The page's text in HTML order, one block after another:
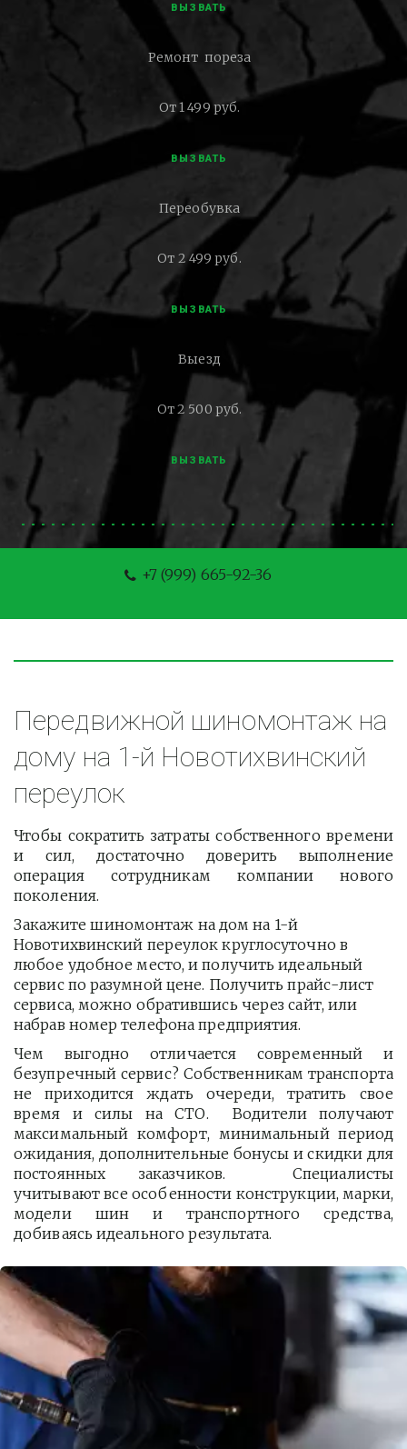
ВЫЗВАТЬ
Ремонт пореза
От 1 499 руб.
ВЫЗВАТЬ
Переобувка
От 2 499 руб.
ВЫЗВАТЬ
Выезд
От 2 500 руб.
ВЫЗВАТЬ
+7 (999) 665-92-36
Передвижной шиномонтаж на
дому на 1-й Новотихвинский
переулок
Чтобы сократить затраты собственного времени
и сил, достаточно доверить выполнение
операция сотрудникам компании нового
поколения.
Закажите шиномонтаж на дом на 1-й
Новотихвинский переулок круглосуточно в
любое удобное место, и получить идеальный
сервис по разумной цене. Получить прайс-лист
сервиса, можно обратившись через сайт, или
набрав номер телефона предприятия.
Чем выгодно отличается современный и
безупречный сервис? Собственникам транспорта
не приходится ждать очереди, тратить свое
время и силы на СТО. Водители получают
максимальный комфорт, минимальный период
ожидания, дополнительные бонусы и скидки для
постоянных заказчиков. Специалисты
учитывают все особенности конструкции, марки,
модели шин и транспортного средства,
добиваясь идеального результата.